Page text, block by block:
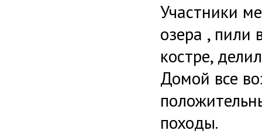
Участники
озера , пили
костре,
Домой все
походы.